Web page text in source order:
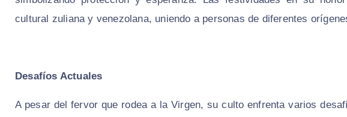
cultural zuliana y venezolana, uniendo a personas de diferentes
Desafíos Actuales
A pesar del fervor que rodea a la Virgen, su culto enfrenta varios